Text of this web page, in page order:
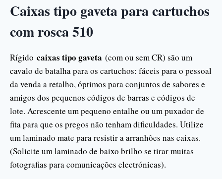
Caixas tipo gaveta para cartuchos
com rosca 510
Rígido caixas tipo gaveta (com ou sem CR) são um
cavalo de batalha para os cartuchos: fáceis para o pessoal
da venda a retalho, óptimos para conjuntos de sabores e
amigos dos pequenos códigos de barras e códigos de
lote. Acrescente um pequeno entalhe ou um puxador de
fita para que os pregos não tenham dificuldades. Utilize
um laminado mate para resistir a arranhões nas caixas.
(Solicite um laminado de baixo brilho se tirar muitas
fotografias para comunicações electrónicas).